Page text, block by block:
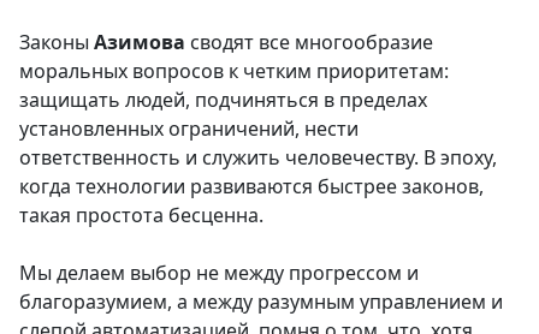
Законы Азимова сводят все многообразие
моральных вопросов к четким приоритетам:
защищать людей, подчиняться в пределах
установленных ограничений, нести
ответственность и служить человечеству. В эпоху,
когда технологии развиваются быстрее законов,
такая простота бесценна.
Мы делаем выбор не между прогрессом и
благоразумием, а между разумным управлением и